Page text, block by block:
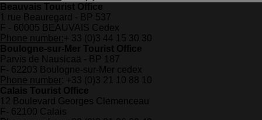
Beauvais Tourist Office
1 rue Beauregard - BP 537
F - 60005 BEAUVAIS Cedex
Phone number:+ 33 (0)3 44 15 30 30
Boulogne-sur-Mer Tourist Office
Parvis de Nausicaä - BP 187
F- 62203 Boulogne-sur-Mer cedex
Phone number: +33 (0)3 21 10 88 10
Calais Tourist Office
12 Boulevard Georges Clemenceau
F- 62100 Calais